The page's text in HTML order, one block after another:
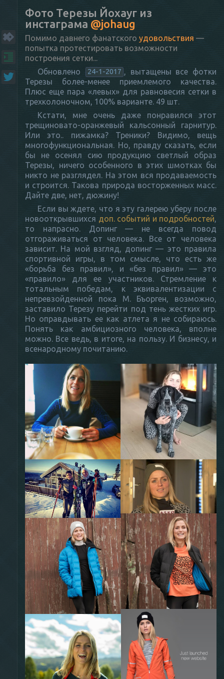
Фото Терезы Йохауг из
инстаграма @johaug
Помимо давнего фанатского удовольствия —
попытка протестировать возможности
построения сетки...
Обновлено
24-1-2017 , вытащены все фотки
Терезы более-менее приемлемого качества.
Плюс еще пара «левых» для равновесия сетки в
трехколоночном, 100% варианте. 49 шт.
Кстати, мне очень даже понравился этот
трещиновато-оранжевый кальсонный гарнитур.
Или это.. пижамка? Треники? Видимо, вещь
многофункциональная. Но, правду сказать, если
бы не осенял сию продукцию светлый образ
Терезы, ничего особенного в этих шмотках бы
никто не разглядел. На этом вся продаваемость
и строится. Такова природа восторженных масс.
Дайте две, нет, дюжину!
Если вы ждете, что я эту галерею уберу после
новооткрывшихся доп. событий и подробностей,
то напрасно. Допинг — не всегда повод
отгораживаться от человека. Все от человека
зависит. На мой взгляд, допинг — это правила
спортивной игры, в том смысле, что есть же
«борьба без правил», и «без правил» — это
«правило» для ее участников. Стремление к
тотальным победам, к эквивалентизации с
непревзойденной пока М. Бъорген, возможно,
заставило Терезу перейти под тень жестких игр.
Но оправдывать ее как атлета я не собираюсь.
Понять как амбициозного человека, вполне
можно. Все ведь, в итоге, на пользу. И бизнесу, и
всенародному почитанию.